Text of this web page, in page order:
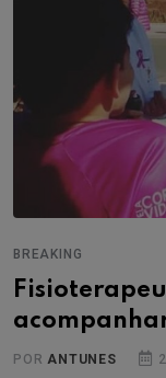
BREAKING
PORANTUNES